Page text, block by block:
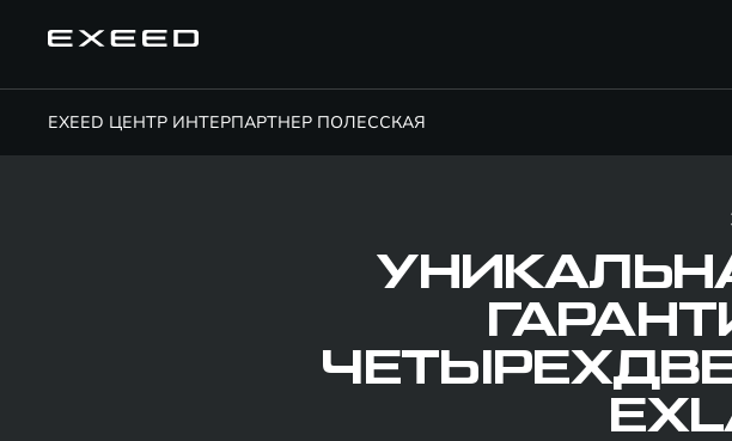
EXEED ЦЕНТР ИНТЕРПАРТНЕР ПОЛЕССКАЯ